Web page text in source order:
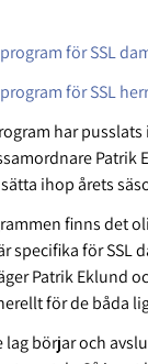
för SSL
för SSL
har
Patrik
ihop årets
finns det
specifika för SSL
Patrik Eklund
för de båda
lag börjar och